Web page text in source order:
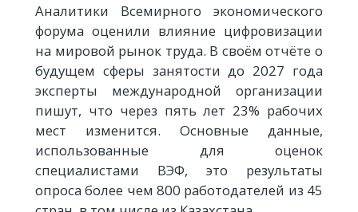
Аналитики Всемирного экономического
форума оценили влияние цифровизации
на мировой рынок труда. В своём отчёте о
будущем сферы занятости до 2027 года
эксперты международной организации
пишут, что через пять лет 23% рабочих
мест изменится. Основные данные,
использованные для оценок
специалистами ВЭФ, это результаты
опроса более чем 800 работодателей из 45